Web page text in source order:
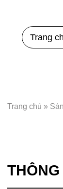
Trang
Trang chủ »